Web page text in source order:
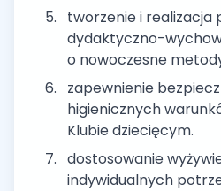
tworzenie i realizacja
dydaktyczno-
o nowoczesne
zapewnienie
higienicznych
Klubie dziecięcym.
dostosowanie
indywidualnych